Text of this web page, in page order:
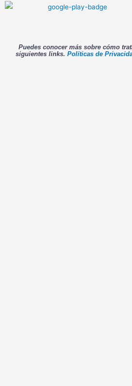
Puedes conocer más sobre cómo
siguientes links. Políticas de